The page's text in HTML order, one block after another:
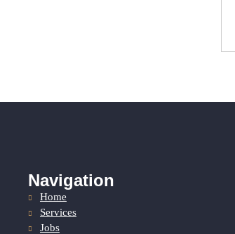
Navigation
Home
Services
Jobs